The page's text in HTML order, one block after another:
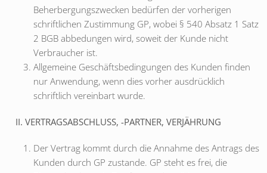
Beherbergungszwecken bedürfen der vorherigen
schriftlichen Zustimmung GP, wobei § 540 Absatz 1 Satz
2 BGB abbedungen wird, soweit der Kunde nicht
Verbraucher ist.
Allgemeine Geschäftsbedingungen des Kunden finden
nur Anwendung, wenn dies vorher ausdrücklich
schriftlich vereinbart wurde.
II. VERTRAGSABSCHLUSS, -PARTNER, VERJÄHRUNG
Der Vertrag kommt durch die Annahme des Antrags des
Kunden durch GP zustande. GP steht es frei, die